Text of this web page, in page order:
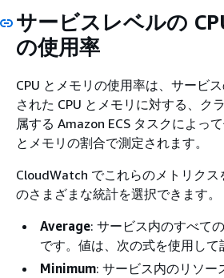
サービスレベルの
の使用率
CPU とメモリの使用率は、サービ
された CPU とメモリに対する、ク
属する Amazon ECS タスクによっ
とメモリの割合で測定されます。
CloudWatch でこれらのメトリクス
のさまざまな統計を選択できます。
Average: サービス内のすべて
です。値は、次の式を使用して
Minimum: サービス内のリソー